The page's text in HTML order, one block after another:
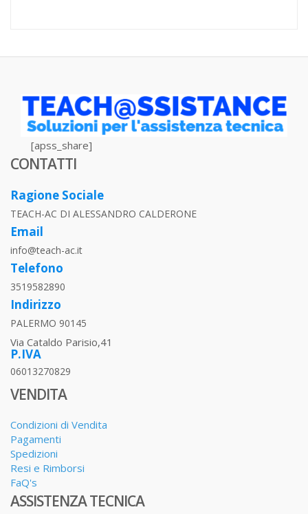
[apss_share]
CONTATTI
Ragione Sociale
TEACH-AC DI ALESSANDRO CALDERONE
Email
info@teach-ac.it
Telefono
3519582890
Indirizzo
PALERMO 90145
Via Cataldo Parisio,41
P.IVA
06013270829
VENDITA
Condizioni di Vendita
Pagamenti
Spedizioni
Resi e Rimborsi
FaQ's
ASSISTENZA TECNICA